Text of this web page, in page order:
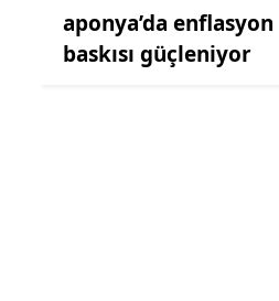
aponya’da enflasyon
baskısı güçleniyor